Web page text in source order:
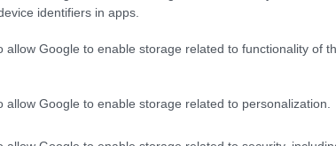
identifiers in apps.
allow Google to enable storage related to functionality of
allow Google to enable storage related to personalization.
Hyundai Bayon
#hyundai bayon zdjęcia